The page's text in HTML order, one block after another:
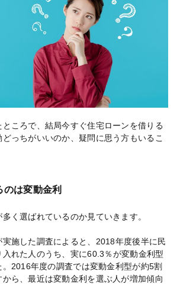
ところで、結局今すぐ住宅ローンを借りる
っちがいいのか、疑問に思う方もいるこ
のは変動金利
く選ばれているのか見ていきます。
施した調査によると、2018年度後半に民
れた人のうち、実に60.3％が変動金利型
2016年度の調査では変動金利型が約5割
ら、最近は変動金利を選ぶ人が増加傾向